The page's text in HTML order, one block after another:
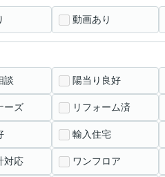
動画あり
談 陽当り良好
ーズ リフォーム済
輸入住宅
対応 ワンフロア